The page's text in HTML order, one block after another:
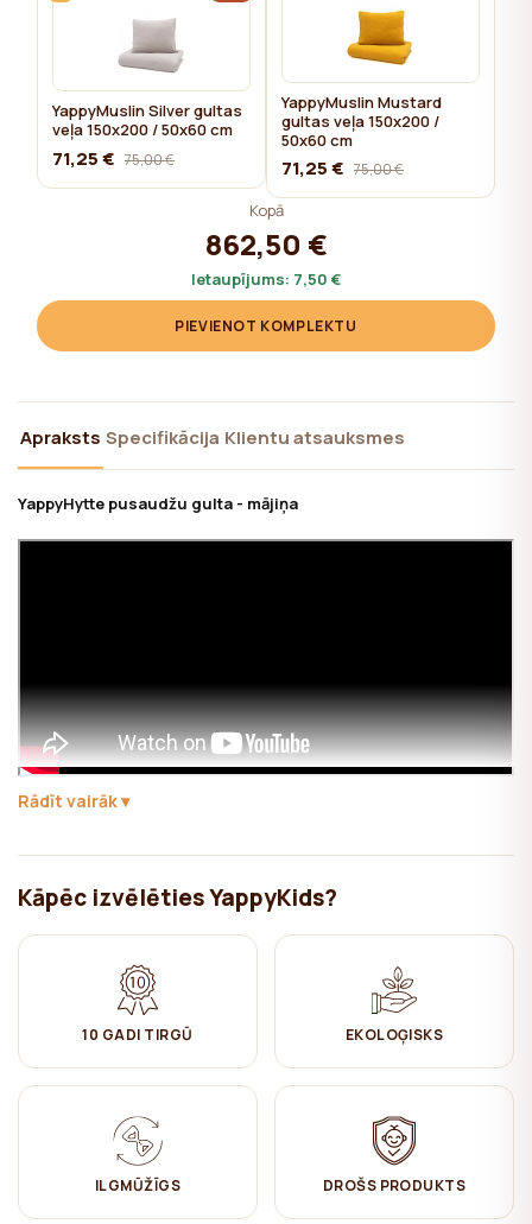
YappyMuslin Silver gultas
veļa 150x200 / 50x60 cm
71,25 € 75,00 €
YappyMuslin Mustard
gultas veļa 150x200 /
50x60 cm
71,25 € 75,00 €
Kopā
862,50 €
Ietaupījums: 7,50 €
PIEVIENOT KOMPLEKTU
Apraksts Specifikācija Klientu atsauksmes
YappyHytte pusaudžu gulta - mājiņa
YappyHytte ir lielisks risinājums laikā, kad bērns ir izaudzis no
zīdaiņa gultiņas un ir nepieciešama jau lielāka gulta.
Šī gulta ir oriģināla dizaina un funkcionalitātes kombinācija. Gultas
dizains piešķir patiesi mājīgu sajūtu bērna istabā. Mājiņas izskata
gultas ir lieliska izvēle bērniem, jo pateicoties to pievilcīgajam un
rotaļīgajam dizainam, bērnam būs vēlme tur gulēt un adaptācija no
Jūsu bērna drošībai ir iespējams pielikt aizsarga sānu malu (ir
komplektā), nofiksējot to YappyHytte gultas vienā vai otrā pusē.
Gultas - mājiņas konstrukcija ir pārdomāta (10cm brīvas vietas), lai
Rādīt vairāk
Kāpēc izvēlēties YappyKids?
10 GADI TIRGŪ EKOLOĢISKS
ILGMŪŽĪGS DROŠS PRODUKTS